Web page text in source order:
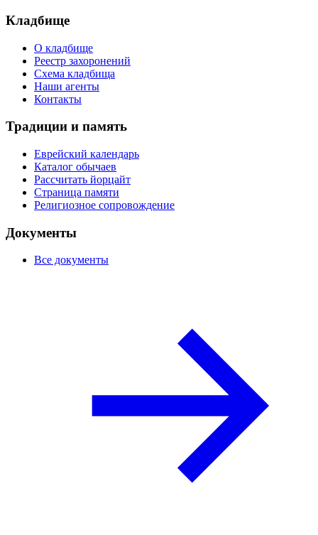
Кладбище
О кладбище
Реестр захоронений
Схема кладбища
Наши агенты
Контакты
Традиции и память
Еврейский календарь
Каталог обычаев
Рассчитать йорцайт
Страница памяти
Религиозное сопровождение
Документы
Все документы